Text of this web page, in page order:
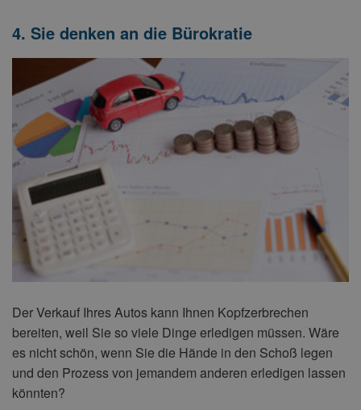
4. Sie denken an die Bürokratie
Der Verkauf Ihres Autos kann Ihnen Kopfzerbrechen
bereiten, weil Sie so viele Dinge erledigen müssen. Wäre
es nicht schön, wenn Sie die Hände in den Schoß legen
und den Prozess von jemandem anderen erledigen lassen
könnten?